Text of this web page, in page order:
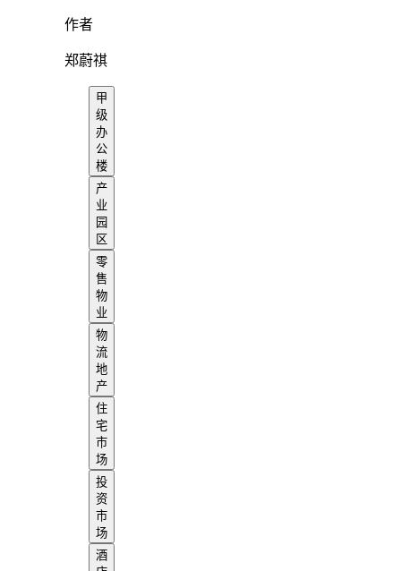
作者
郑蔚祺
甲
级
办
公
楼
产
业
园
区
零
售
物
业
物
流
地
产
住
宅
市
场
投
资
市
场
酒